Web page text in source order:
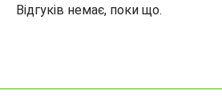
Відгуків немає, поки що.